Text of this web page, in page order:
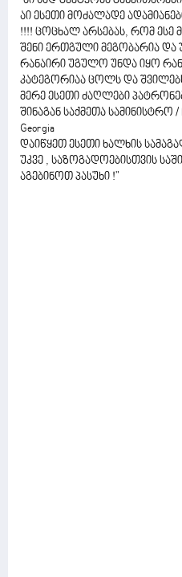
აი ესეთი მოძალადე
!!!! ცოცხალ არსებას, რომ
შენი ერთგული მეგობარია და
რანაირი უგულო უნდა იყო
კატეგორიაა ცოლს და
მერე ესეთი ძაღლები
შინაგან საქმეთა სამინისტრო /
Georgia
დაიწყეთ ესეთი ხალხის
უკვე , საზოგადოებისთვის
აგებინოთ პასუხი !"